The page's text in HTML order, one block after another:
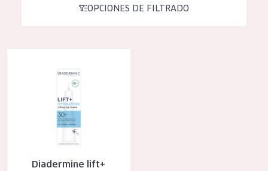
Limpieza
Essentials
OPCIONES DE FILTRADO
Diadermine lift+